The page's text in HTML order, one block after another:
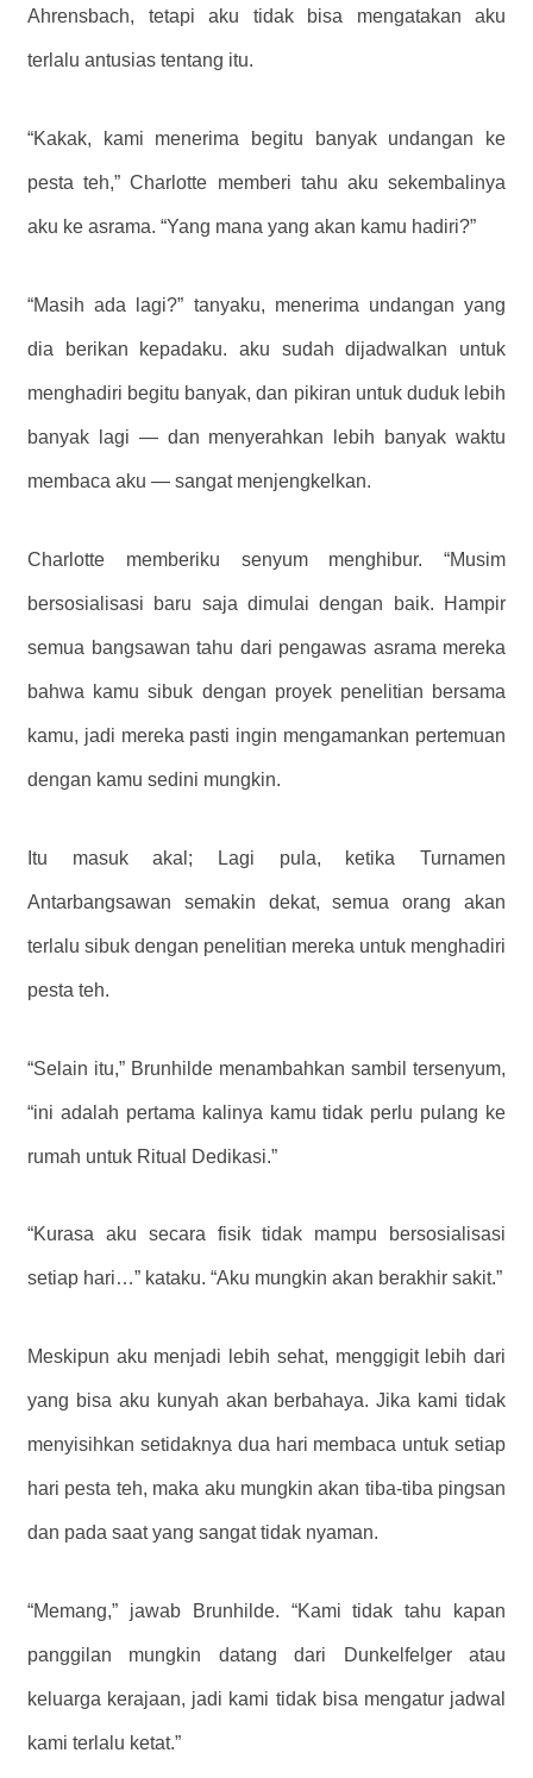
Ahrensbach, tetapi aku tidak bisa mengatakan aku
terlalu antusias tentang itu.
“Kakak, kami menerima begitu banyak undangan ke
pesta teh,” Charlotte memberi tahu aku sekembalinya
aku ke asrama. “Yang mana yang akan kamu hadiri?”
“Masih ada lagi?” tanyaku, menerima undangan yang
dia berikan kepadaku. aku sudah dijadwalkan untuk
menghadiri begitu banyak, dan pikiran untuk duduk lebih
banyak lagi — dan menyerahkan lebih banyak waktu
membaca aku — sangat menjengkelkan.
Charlotte memberiku senyum menghibur. “Musim
bersosialisasi baru saja dimulai dengan baik. Hampir
semua bangsawan tahu dari pengawas asrama mereka
bahwa kamu sibuk dengan proyek penelitian bersama
kamu, jadi mereka pasti ingin mengamankan pertemuan
dengan kamu sedini mungkin.
Itu masuk akal; Lagi pula, ketika Turnamen
Antarbangsawan semakin dekat, semua orang akan
terlalu sibuk dengan penelitian mereka untuk menghadiri
pesta teh.
“Selain itu,” Brunhilde menambahkan sambil tersenyum,
“ini adalah pertama kalinya kamu tidak perlu pulang ke
rumah untuk Ritual Dedikasi.”
“Kurasa aku secara fisik tidak mampu bersosialisasi
setiap hari…” kataku. “Aku mungkin akan berakhir sakit.”
Meskipun aku menjadi lebih sehat, menggigit lebih dari
yang bisa aku kunyah akan berbahaya. Jika kami tidak
menyisihkan setidaknya dua hari membaca untuk setiap
hari pesta teh, maka aku mungkin akan tiba-tiba pingsan
dan pada saat yang sangat tidak nyaman.
“Memang,” jawab Brunhilde. “Kami tidak tahu kapan
panggilan mungkin datang dari Dunkelfelger atau
keluarga kerajaan, jadi kami tidak bisa mengatur jadwal
kami terlalu ketat.”